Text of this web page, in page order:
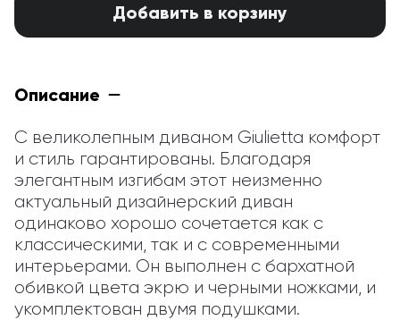
Добавить в корзину
Описание
С великолепным диваном Giulietta комфорт
и стиль гарантированы. Благодаря
элегантным изгибам этот неизменно
актуальный дизайнерский диван
одинаково хорошо сочетается как с
классическими, так и с современными
интерьерами. Он выполнен с бархатной
обивкой цвета экрю и черными ножками, и
укомплектован двумя подушками.